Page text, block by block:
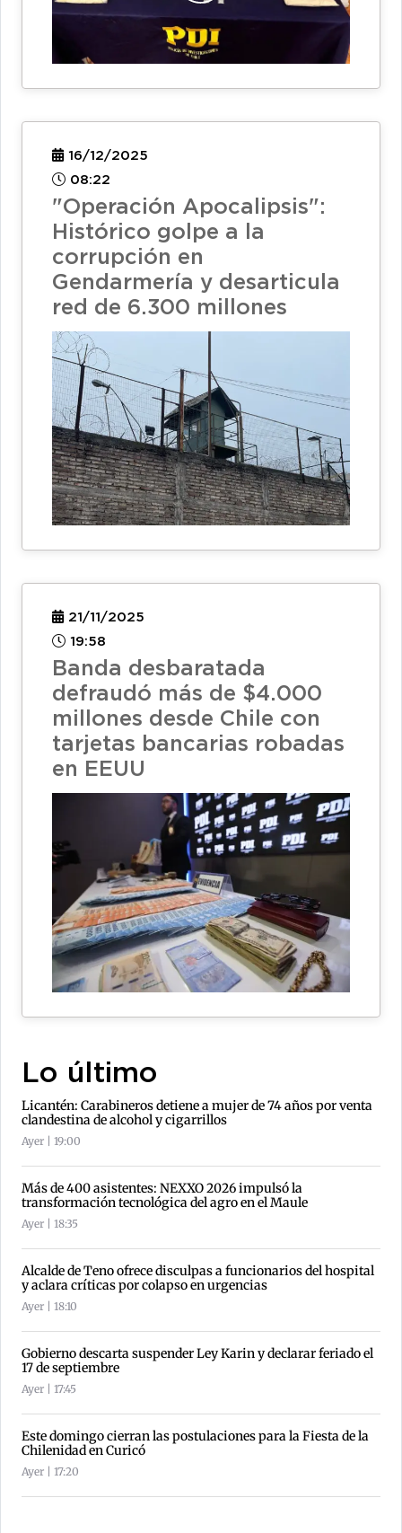
16/12/2025
08:22
"Operación Apocalipsis":
Histórico golpe a la
corrupción en
Gendarmería y desarticula
red de 6.300 millones
21/11/2025
19:58
Banda desbaratada
defraudó más de $4.000
millones desde Chile con
tarjetas bancarias robadas
en EEUU
Lo último
Licantén: Carabineros detiene a mujer de 74 años por venta
clandestina de alcohol y cigarrillos
Ayer | 19:00
Más de 400 asistentes: NEXXO 2026 impulsó la
transformación tecnológica del agro en el Maule
Ayer | 18:35
Alcalde de Teno ofrece disculpas a funcionarios del hospital
y aclara críticas por colapso en urgencias
Ayer | 18:10
Gobierno descarta suspender Ley Karin y declarar feriado el
17 de septiembre
Ayer | 17:45
Este domingo cierran las postulaciones para la Fiesta de la
Chilenidad en Curicó
Ayer | 17:20